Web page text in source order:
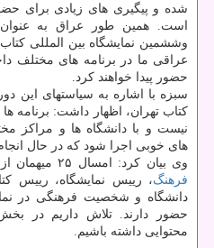
شده و پیگیری های زیادی برای
است. همین طور عراق به
وششمین نمایشگاه بین المللی
عراقی ما در برنامه های مختلف
حضور پیدا خواهند کرد.
سبزه با اشاره به سیاستهای این
کتاب تهران، اظهار داشت: برنامه
نیست و با دانشگاه ها و مراکز
های خوبی اجرا شود که در حال
وی بیان کرد: امسال ۲۵ میهمان از ۱۳ کشور در عنوان های وزیر
فرهنگ، رییس نمایشگاه، رییس
دانشگاه و شخصیت فرهنگی در
حضور دارند. تلاش داریم در
محتوایی داشته باشیم.